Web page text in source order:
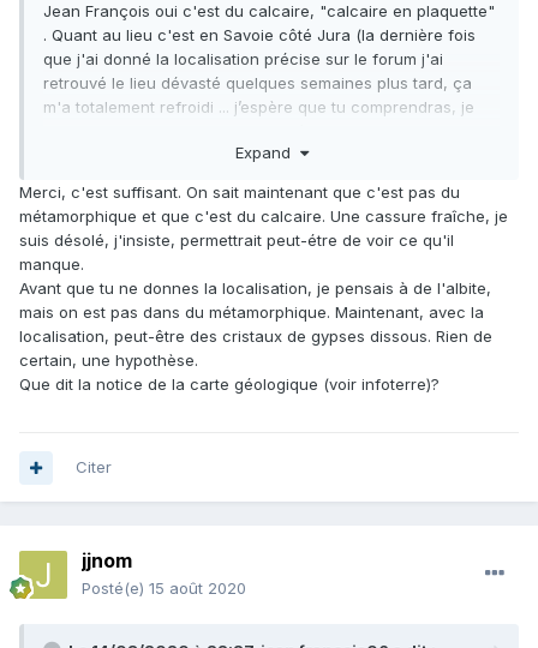
Jean François oui c'est du calcaire, "calcaire en plaquette"
. Quant au lieu c'est en Savoie côté Jura (la dernière fois
que j'ai donné la localisation précise sur le forum j'ai
retrouvé le lieu dévasté quelques semaines plus tard, ça
m'a totalement refroidi ... j’espère que tu comprendras, je
rester secret, loin de là j'adore partager, mais ça m'a
éventré )
Expand
Merci, c'est suffisant. On sait maintenant que c'est pas du
métamorphique et que c'est du calcaire. Une cassure fraîche, je
suis désolé, j'insiste, permettrait peut-étre de voir ce qu'il
manque.
Avant que tu ne donnes la localisation, je pensais à de l'albite,
mais on est pas dans du métamorphique. Maintenant, avec la
localisation, peut-être des cristaux de gypses dissous. Rien de
certain, une hypothèse.
Que dit la notice de la carte géologique (voir infoterre)?
Citer
jjnom
Posté(e) 15 août 2020